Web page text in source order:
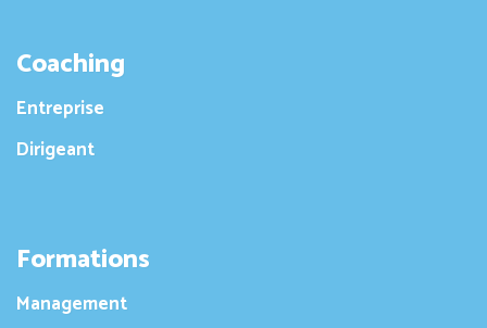
Coaching
Entreprise
Dirigeant
Formations
Management